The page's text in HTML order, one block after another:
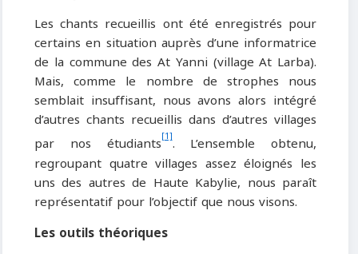
Les chants recueillis ont été enregistrés pour
certains en situation auprès d’une informatrice
de la commune des At Yanni (village At Larba).
Mais, comme le nombre de strophes nous
semblait insuffisant, nous avons alors intégré
d’autres chants recueillis dans d’autres villages
par nos étudiants[1]. L’ensemble obtenu,
regroupant quatre villages assez éloignés les
uns des autres de Haute Kabylie, nous paraît
représentatif pour l’objectif que nous visons.
Les outils théoriques